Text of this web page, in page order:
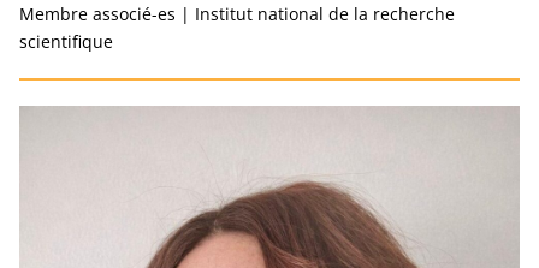
Membre associé-es | Institut national de la recherche
scientifique